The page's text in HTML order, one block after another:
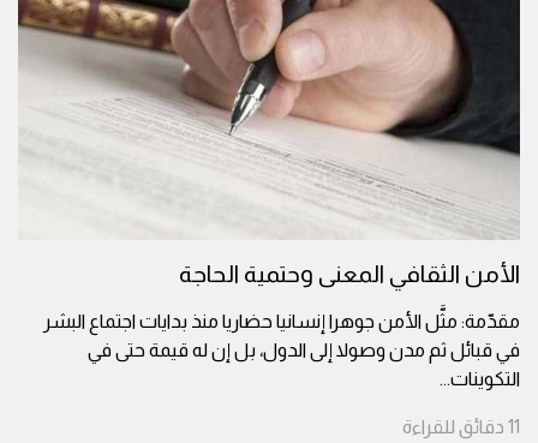
الأمن الثقافي المعنى وحتمية الحاجة
مقدّمة: مثَّل الأمن جوهرا إنسانيا حضاريا منذ بدايات اجتماع البشر
في قبائل ثم مدن وصولا إلى الدول، بل إن له قيمة حتى في
التكوينات...
11 دقائق للقراءة